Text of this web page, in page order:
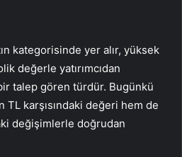
kategorisinde yer alır, yüksek
değerle yatırımcıdan
talep gören türdür. Bugünkü
TL karşısındaki değeri hem de
değişimlerle doğrudan